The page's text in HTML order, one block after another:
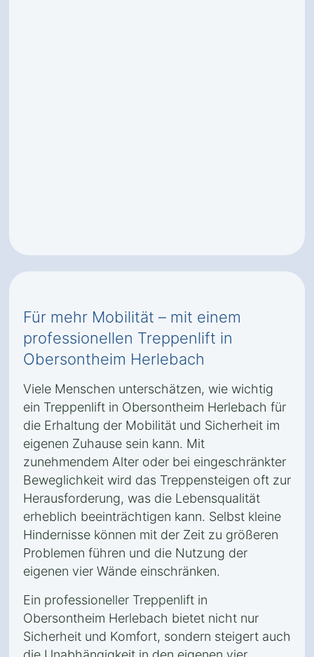
Für mehr Mobilität – mit einem
professionellen Treppenlift in
Obersontheim Herlebach
Viele Menschen unterschätzen, wie wichtig
ein Treppenlift in Obersontheim Herlebach für
die Erhaltung der Mobilität und Sicherheit im
eigenen Zuhause sein kann. Mit
zunehmendem Alter oder bei eingeschränkter
Beweglichkeit wird das Treppensteigen oft zur
Herausforderung, was die Lebensqualität
erheblich beeinträchtigen kann. Selbst kleine
Hindernisse können mit der Zeit zu größeren
Problemen führen und die Nutzung der
eigenen vier Wände einschränken.
Ein professioneller Treppenlift in
Obersontheim Herlebach bietet nicht nur
Sicherheit und Komfort, sondern steigert auch